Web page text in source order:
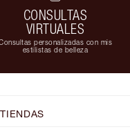
CONSULTAS
VIRTUALES
personalizadas con mis
estilistas de belleza